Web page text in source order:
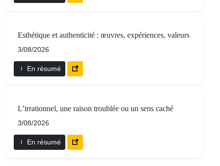
Esthétique et authenticité : œuvres, expériences, valeurs
3/08/2026
En résumé
L’irrationnel, une raison troublée ou un sens caché
3/08/2026
En résumé